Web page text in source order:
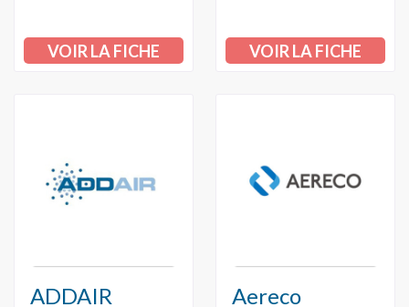
VOIR LA FICHE VOIR LA FICHE
ADDAIR Aereco